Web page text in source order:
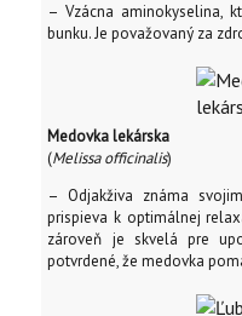
– Vzácna aminokyselina,
bunku. Je považovaný za
Medovka lekárska
(Melissa officinalis)
– Odjakživa známa
prispieva k optimálnej
zároveň je skvelá pre
potvrdené, že medovka